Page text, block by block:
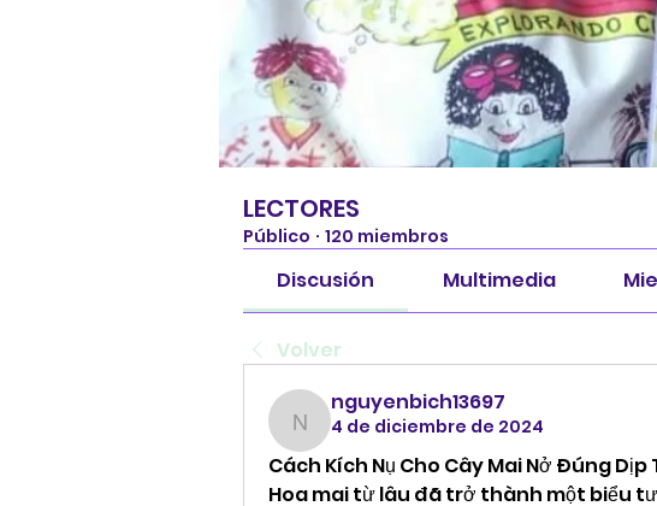
LECTORES
Público · 120 miembros
Discusión Multimedia
Volver
nguyenbich13697
nguyenbich13697
4 de diciembre de 2024
Cách Kích Nụ Cho Cây Mai Nở Đúng Dịp
Hoa mai từ lâu đã trở thành một biểu